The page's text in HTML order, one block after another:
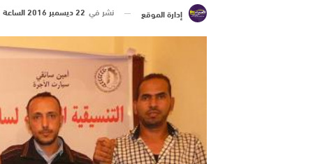
إدارة الموقع نشر في 22 ديسمبر 2016 الساعة 12 و 37 دقيقة